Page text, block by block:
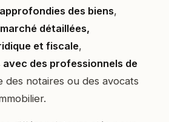
des biens,
détaillées,
et fiscale,
des professionnels de
des notaires ou des avocats